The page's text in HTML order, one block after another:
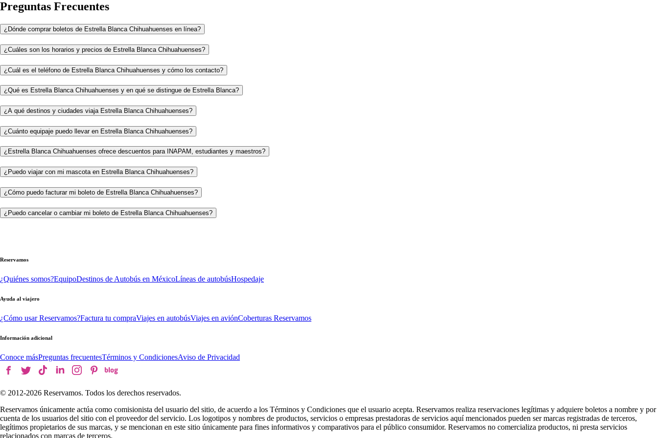
Preguntas Frecuentes
¿Dónde comprar boletos de Estrella Blanca Chihuahuenses en línea?
¿Cuáles son los horarios y precios de Estrella Blanca Chihuahuenses?
¿Cuál es el teléfono de Estrella Blanca Chihuahuenses y cómo los contacto?
¿Qué es Estrella Blanca Chihuahuenses y en qué se distingue de Estrella Blanca?
¿A qué destinos y ciudades viaja Estrella Blanca Chihuahuenses?
¿Cuánto equipaje puedo llevar en Estrella Blanca Chihuahuenses?
¿Estrella Blanca Chihuahuenses ofrece descuentos para INAPAM, estudiantes y maestros?
¿Puedo viajar con mi mascota en Estrella Blanca Chihuahuenses?
¿Cómo puedo facturar mi boleto de Estrella Blanca Chihuahuenses?
¿Puedo cancelar o cambiar mi boleto de Estrella Blanca Chihuahuenses?
Reservamos
¿Quiénes somos?EquipoDestinos de Autobús en MéxicoLíneas de autobúsHospedaje
Ayuda al viajero
¿Cómo usar Reservamos?Factura tu compraViajes en autobúsViajes en aviónCoberturas Reservamos
Información adicional
Conoce másPreguntas frecuentesTérminos y CondicionesAviso de Privacidad
© 2012-2026 Reservamos. Todos los derechos reservados.
Reservamos únicamente actúa como comisionista del usuario del sitio, de acuerdo a los Términos y Condiciones que el usuario acepta. Reservamos realiza reservaciones legítimas y adquiere boletos a nombre y por
cuenta de los usuarios del sitio con el proveedor del servicio. Los logotipos y nombres de productos, servicios o empresas prestadoras de servicios aquí mencionados pueden ser marcas registradas de terceros,
legítimos propietarios de sus marcas, y se mencionan en este sitio únicamente para fines informativos y comparativos para el público consumidor. Reservamos no comercializa productos, ni presta servicios
relacionados con marcas de terceros.